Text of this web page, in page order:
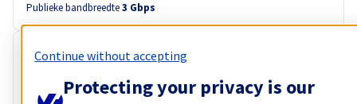
Publieke bandbreedte3 Gbps
RISE-GAME-2 Gratis installatie
€ 89,99
Continue without accepting
Protecting your privacy is our